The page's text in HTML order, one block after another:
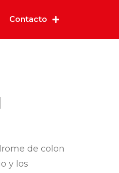
Contacto
de colon
y los